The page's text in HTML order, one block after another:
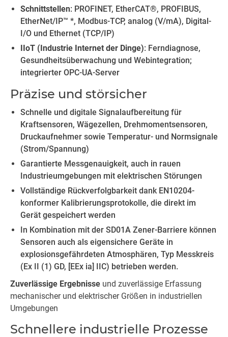
Schnittstellen: PROFINET, EtherCAT®, PROFIBUS,
EtherNet/IP™ *, Modbus-TCP, analog (V/mA), Digital-
I/O und Ethernet (TCP/IP)
IIoT (Industrie Internet der Dinge): Ferndiagnose,
Gesundheitsüberwachung und Webintegration;
integrierter OPC-UA-Server
Präzise und störsicher
Schnelle und digitale Signalaufbereitung für
Kraftsensoren, Wägezellen, Drehmomentsensoren,
Druckaufnehmer sowie Temperatur- und Normsignale
(Strom/Spannung)
Garantierte Messgenauigkeit, auch in rauen
Industrieumgebungen mit elektrischen Störungen
Vollständige Rückverfolgbarkeit dank EN10204-
konformer Kalibrierungsprotokolle, die direkt im
Gerät gespeichert werden
In Kombination mit der SD01A Zener-Barriere können
Sensoren auch als eigensichere Geräte in
explosionsgefährdeten Atmosphären, Typ Messkreis
(Ex II (1) GD, [EEx ia] IIC) betrieben werden.
Zuverlässige Ergebnisse und zuverlässige Erfassung
mechanischer und elektrischer Größen in industriellen
Umgebungen
Schnellere industrielle Prozesse